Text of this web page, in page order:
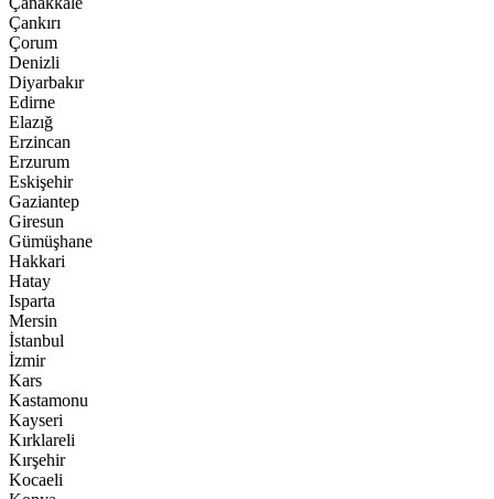
Çankırı
Çorum
Denizli
Diyarbakır
Edirne
Elazığ
Erzincan
Erzurum
Eskişehir
Gaziantep
Giresun
Gümüşhane
Hakkari
Hatay
Isparta
Mersin
İstanbul
İzmir
Kars
Kastamonu
Kayseri
Kırklareli
Kırşehir
Kocaeli